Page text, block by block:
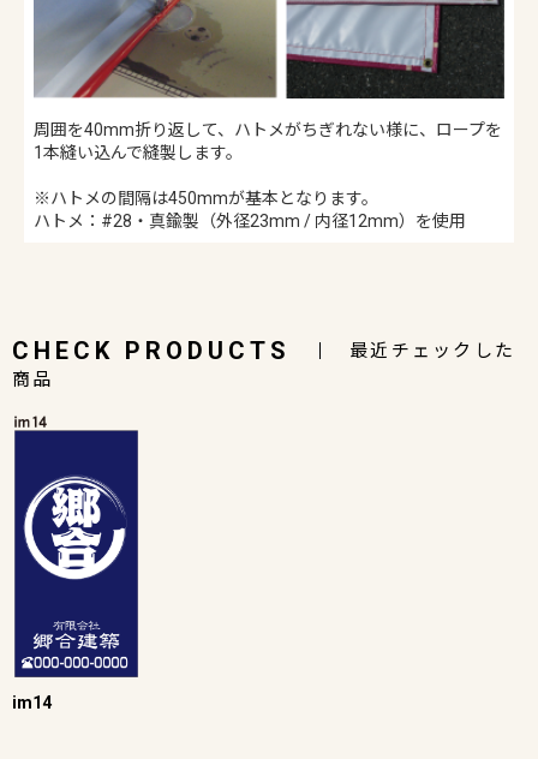
周囲を40mm折り返して、ハトメがちぎれない様に、ロープを
1本縫い込んで縫製します。
※ハトメの間隔は450mmが基本となります。
ハトメ：#28・真鍮製（外径23mm / 内径12mm）を使用
CHECK PRODUCTS
最近チェックした
商品
im14